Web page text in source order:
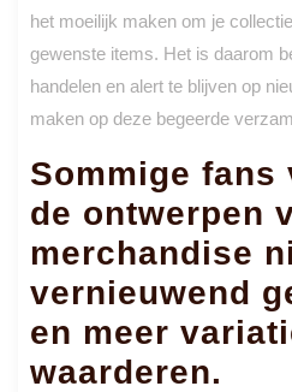
het moeilijk maken om je
gewenste items. Het is daarom
handelen en alert te blijven op
maken op deze begeerde
Sommige fans
de ontwerpen
merchandise
vernieuwend
en meer
waarderen.